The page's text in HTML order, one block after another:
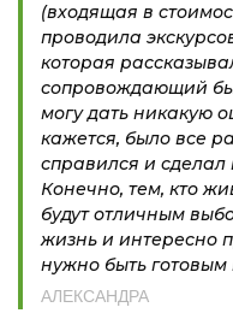
(входящая в
проводила
которая
сопровождающий
могу дать никакую
кажется, было все
справился и сделал
Конечно, тем, кто
будут отличным
жизнь и интересно
нужно быть готовым
АЛЕКСАНДРА